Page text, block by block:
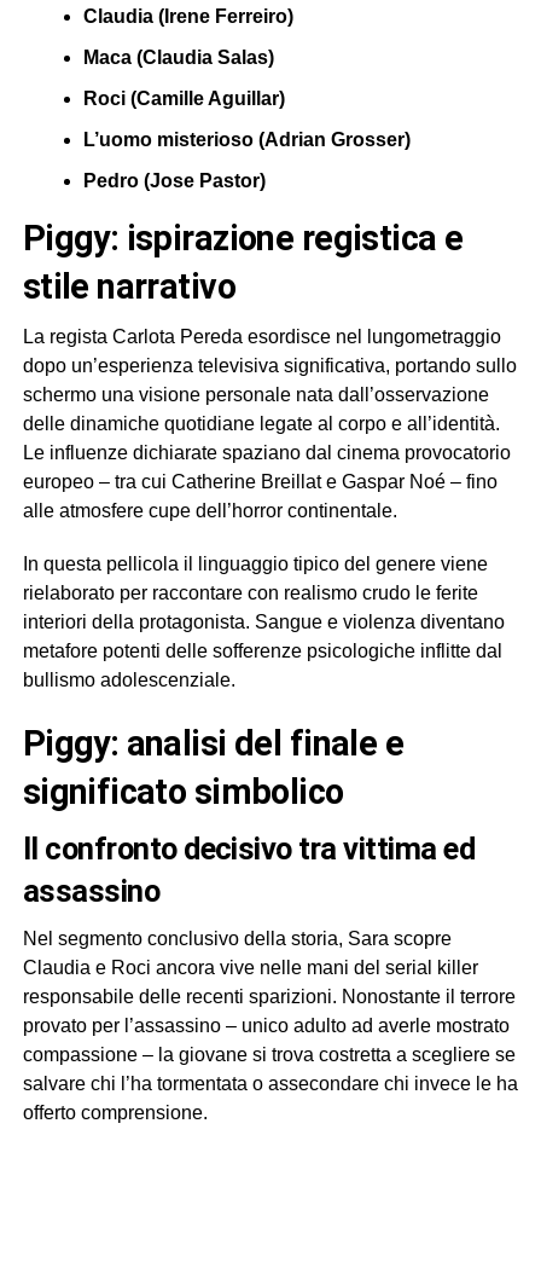
Claudia (Irene Ferreiro)
Maca (Claudia Salas)
Roci (Camille Aguillar)
L’uomo misterioso (Adrian Grosser)
Pedro (Jose Pastor)
piggy: ispirazione registica e
stile narrativo
La regista Carlota Pereda esordisce nel lungometraggio
dopo un’esperienza televisiva significativa, portando sullo
schermo una visione personale nata dall’osservazione
delle dinamiche quotidiane legate al corpo e all’identità.
Le influenze dichiarate spaziano dal cinema provocatorio
europeo – tra cui Catherine Breillat e Gaspar Noé – fino
alle atmosfere cupe dell’horror continentale.
In questa pellicola il linguaggio tipico del genere viene
rielaborato per raccontare con realismo crudo le ferite
interiori della protagonista. Sangue e violenza diventano
metafore potenti delle sofferenze psicologiche inflitte dal
bullismo adolescenziale.
piggy: analisi del finale e
significato simbolico
il confronto decisivo tra vittima ed
assassino
Nel segmento conclusivo della storia, Sara scopre
Claudia e Roci ancora vive nelle mani del serial killer
responsabile delle recenti sparizioni. Nonostante il terrore
provato per l’assassino – unico adulto ad averle mostrato
compassione – la giovane si trova costretta a scegliere se
salvare chi l’ha tormentata o assecondare chi invece le ha
offerto comprensione.